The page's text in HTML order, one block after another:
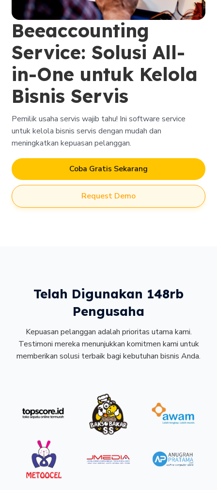
Beeaccounting
Service: Solusi All-
in-One untuk Kelola
Bisnis Servis
Pemilik usaha servis wajib tahu! Ini software service
untuk kelola bisnis servis dengan mudah dan
meningkatkan kepuasan pelanggan.
Coba Gratis Sekarang
Request Demo
Telah Digunakan 148rb
Pengusaha
Kepuasan pelanggan adalah prioritas utama kami.
Testimoni mereka menunjukkan komitmen kami untuk
memberikan solusi terbaik bagi kebutuhan bisnis Anda.